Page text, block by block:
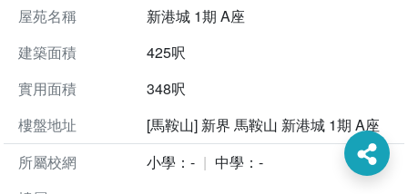
屋苑名稱
新港城 1期 A座
建築面積
425呎
實用面積
348呎
樓盤地址
[馬鞍山] 新界 馬鞍山 新港城 1期 A座
所屬校網
小學：-
中學：-